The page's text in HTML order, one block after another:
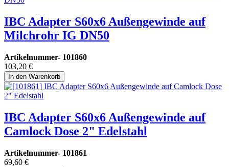
IBC Adapter S60x6 Außengewinde auf
Milchrohr IG DN50
Artikelnummer- 101860
103,20 €
In den Warenkorb
IBC Adapter S60x6 Außengewinde auf
Camlock Dose 2" Edelstahl
Artikelnummer- 101861
69,60 €